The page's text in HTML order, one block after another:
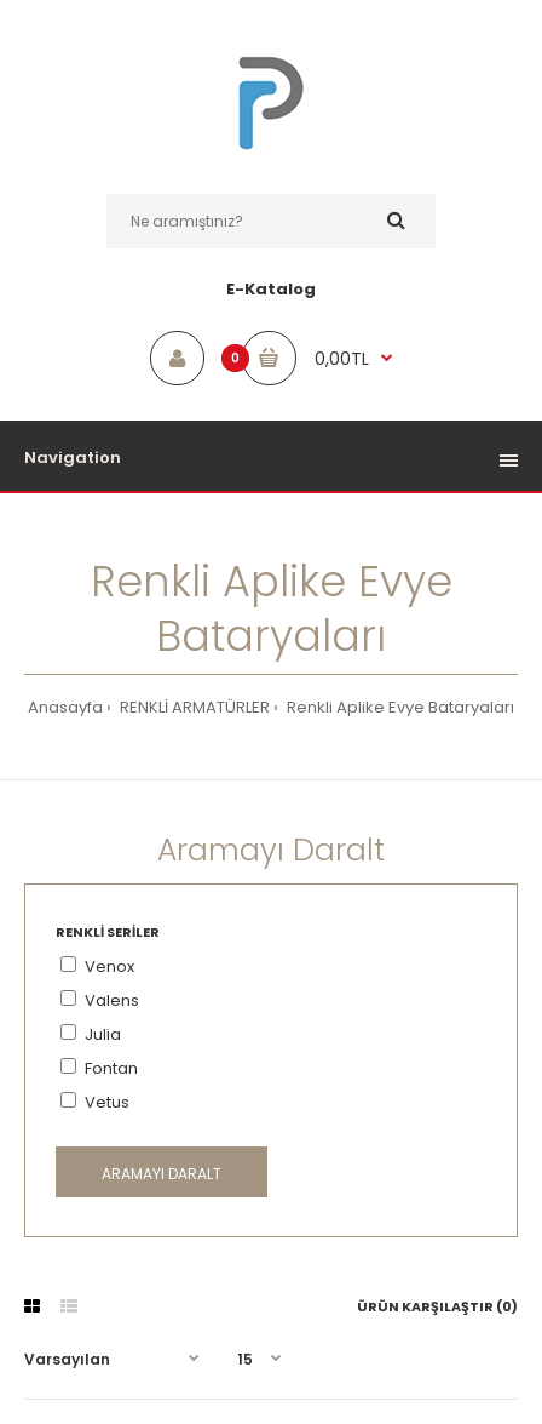
E-Katalog
0 0,00TL
Navigation
Renkli Aplike Evye
Bataryaları
Anasayfa RENKLİ ARMATÜRLER Renkli Aplike Evye Bataryaları
Aramayı Daralt
RENKLI SERILER
Venox
Valens
Julia
Fontan
Vetus
ARAMAYI DARALT
ÜRÜN KARŞILAŞTIR (0)